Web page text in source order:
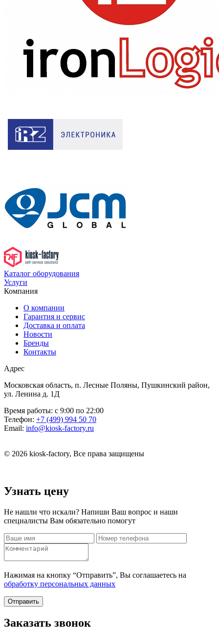
Каталог оборудования
Услуги
Компания
О компании
Гарантия и сервис
Доставка и оплата
Новости
Бренды
Контакты
Адрес
Московская область, п. Лесные Поляны, Пушкинский район,
ул. Ленина д. 1Д
Время работы: с 9:00 по 22:00
Телефон: +7 (499) 994 50 70
Email: info@kiosk-factory.ru
© 2026 kiosk-factory, Все права защищены
Узнать цену
Не нашли что искали? Напиши Ваш вопрос и наши
специалисты Вам обязательно помогут
Нажимая на кнопку “Отправить”, Вы соглашаетесь на
обработку персональных данных
Отправить
Заказать звонок